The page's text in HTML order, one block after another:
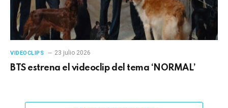
VIDEOCLIPS 23 julio 2026
BTS estrena el videoclip del tema ‘NORMAL’